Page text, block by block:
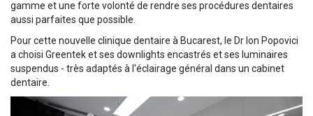
gamme et une forte volonté de rendre ses procédures dentaires
aussi parfaites que possible.
Pour cette nouvelle clinique dentaire à Bucarest, le Dr Ion Popovici
a choisi Greentek et ses downlights encastrés et ses luminaires
suspendus - très adaptés à l'éclairage général dans un cabinet
dentaire.